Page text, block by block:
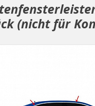
(nicht für